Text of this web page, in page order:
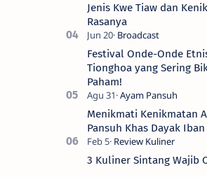
Jenis Kwe Tiaw dan
Rasanya
Festival Onde-Onde
Tionghoa yang Sering
Paham!
Menikmati Kenikmatan
Pansuh Khas Dayak Iban
3 Kuliner Sintang Wajib